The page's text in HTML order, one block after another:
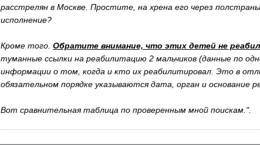
расстрелян в Москве. Простите, на хрена его через
исполнение?
Кроме того. Обратите внимание, что этих детей не
туманные ссылки на реабилитацию 2 мальчиков (данные по
информации о том, когда и кто их реабилитировал. Это в
обязательном порядке указываются дата, орган и основание
Вот сравнительная таблица по проверенным мной поискам.".